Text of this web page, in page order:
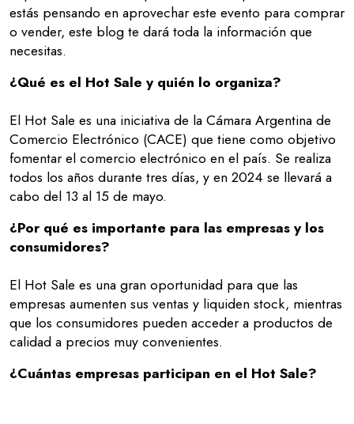
estás pensando en aprovechar este evento para comprar
o vender, este blog te dará toda la información que
necesitas.
¿Qué es el Hot Sale y quién lo organiza?
El Hot Sale es una iniciativa de la Cámara Argentina de
Comercio Electrónico (CACE) que tiene como objetivo
fomentar el comercio electrónico en el país. Se realiza
todos los años durante tres días, y en 2024 se llevará a
cabo del 13 al 15 de mayo.
¿Por qué es importante para las empresas y los
consumidores?
El Hot Sale es una gran oportunidad para que las
empresas aumenten sus ventas y liquiden stock, mientras
que los consumidores pueden acceder a productos de
calidad a precios muy convenientes.
¿Cuántas empresas participan en el Hot Sale?